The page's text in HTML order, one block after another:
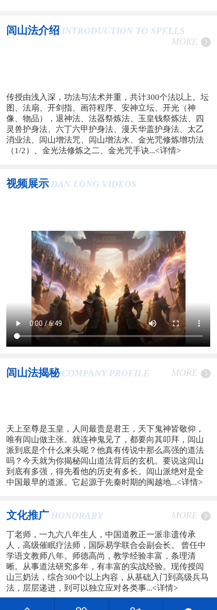
闾山法介绍 INTRODUCTION TO SPELLS
MORE
传授由浅入深，功法与法术并重，共计300个法以上。坛
图、法扇、开剑指、画符程序、安神立坛、开光（神
像、物品），退神法、法器祭炼法、玉皇钱祭炼法、四
灵兽护身法、六丁六甲护身法、漫天华盖护身法、太乙
消业法、闾山增法咒、闾山增法水、金光咒修炼增功法
（1/2）、金光法修炼之二、金光咒手诀...<详情>
视频展示 DAN LONG VIDEOS
闾山法揭秘 COMPANY PROFILE MORE
天上至尊是玉皇，人间最贵是君王，天下鬼神皆敬仰，
唯有闾山做主张。就连神鬼见了，都要向其叩拜，闾山
派到底是个什么来头呢？他真有传说中那么高强的道法
吗？今天就为你揭秘闾山道法背后的玄机。要说这闾山
到底有多强，得先看他的历史有多长。闾山派绝对是全
中国最早的道派。它起源于先秦时期的闽越地...<详情>
文化推广 HONORARY MORE
丁老师，一九六八年生人，中国道教正一派非遗传承
人，高级催眠疗法师，国际易学联合会副会长。 曾任中
学语文教师八年。师德高尚，教学经验丰富，条理清
晰。从事道法研究多年，有丰富的实战经验。现传授闾
山三奶法，综合300个以上内容，从基础入门到高级兵马
法，层层递进，到可以独立应对各类事...<详情>